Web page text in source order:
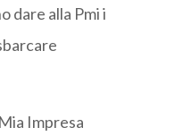
dare alla Pmi i
Impresa